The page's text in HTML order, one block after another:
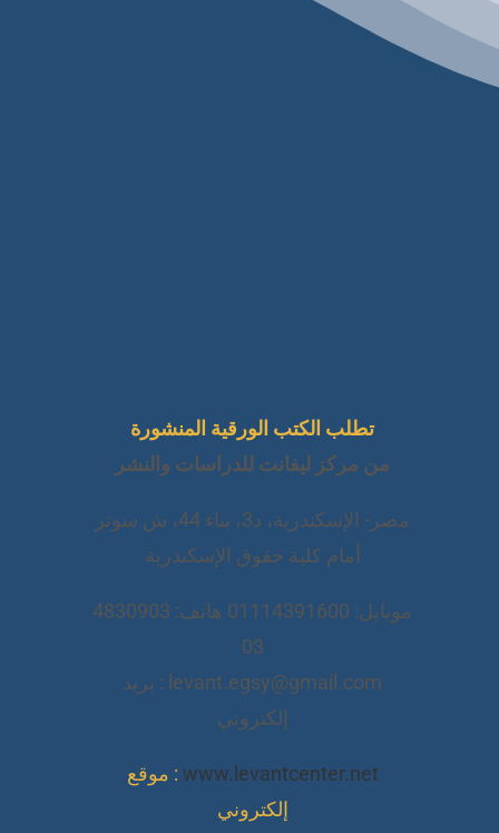
تطلب الكتب الورقية المنشورة
من مركز ليفانت للدراسات والنشر
مصر- الإسكندرية، د3، بناء 44، ش سوتر
أمام كلية حقوق الإسكندرية
موبايل: 01114391600 هاتف: 4830903
03
levant.egsy@gmail.com : بريد
إلكتروني
www.levantcenter.net : موقع
إلكتروني